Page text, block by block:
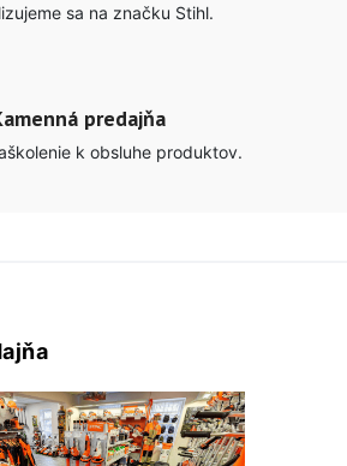
sa na značku Stihl.
predajňa
k obsluhe produktov.